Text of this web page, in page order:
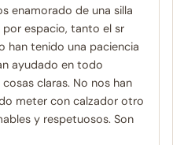
enamorado de una silla
espacio, tanto el sr
han tenido una paciencia
ayudado en todo
claras. No nos han
meter con calzador otro
y respetuosos. Son